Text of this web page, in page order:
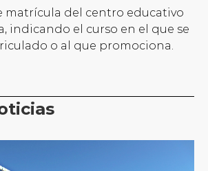
matrícula del centro educativo
indicando el curso en el que se
o al que promociona.